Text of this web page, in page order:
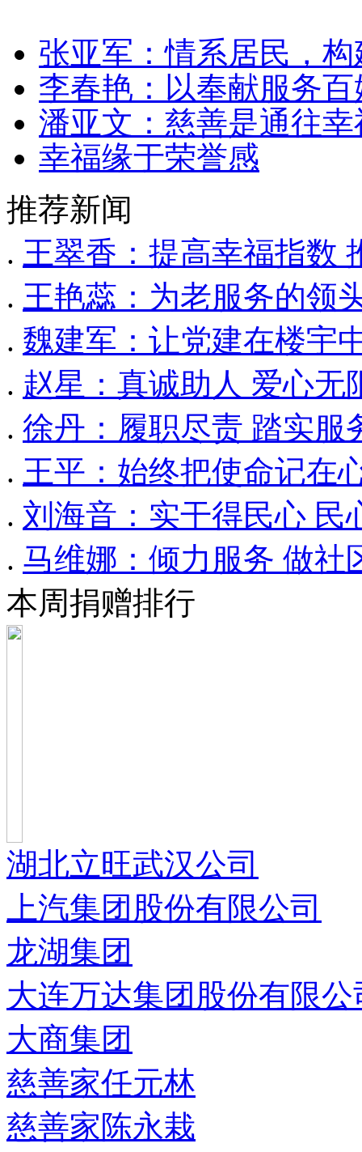
张亚军：情系居民，
李春艳：以奉献服务
潘亚文：慈善是通往
幸福缘于荣誉感
推荐新闻
. 王翠香：提高幸福指数
. 王艳蕊：为老服务的领
. 魏建军：让党建在楼宇
. 赵星：真诚助人 爱心无
. 徐丹：履职尽责 踏实服
. 王平：始终把使命记在
. 刘海音：实干得民心 民
. 马维娜：倾力服务 做社
本周捐赠排行
湖北立旺武汉公司
上汽集团股份有限公司
龙湖集团
大连万达集团股份有限公
大商集团
慈善家任元林
慈善家陈永栽